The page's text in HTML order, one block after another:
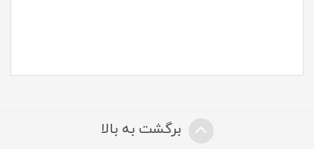
برگشت به بالا